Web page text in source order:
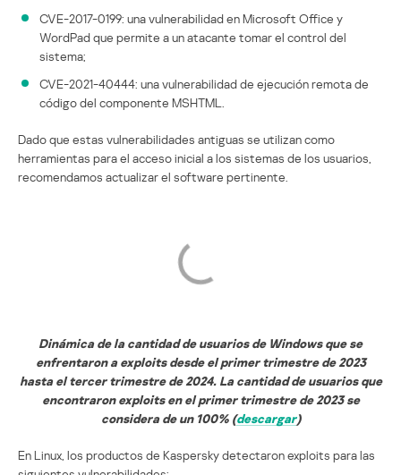
CVE-2017-0199: una vulnerabilidad en Microsoft Office y
WordPad que permite a un atacante tomar el control del
sistema;
CVE-2021-40444: una vulnerabilidad de ejecución remota de
código del componente MSHTML.
Dado que estas vulnerabilidades antiguas se utilizan como
herramientas para el acceso inicial a los sistemas de los usuarios,
recomendamos actualizar el software pertinente.
Dinámica de la cantidad de usuarios de Windows que se
enfrentaron a exploits desde el primer trimestre de 2023
hasta el tercer trimestre de 2024. La cantidad de usuarios que
encontraron exploits en el primer trimestre de 2023 se
considera de un 100% (descargar)
En Linux, los productos de Kaspersky detectaron exploits para las